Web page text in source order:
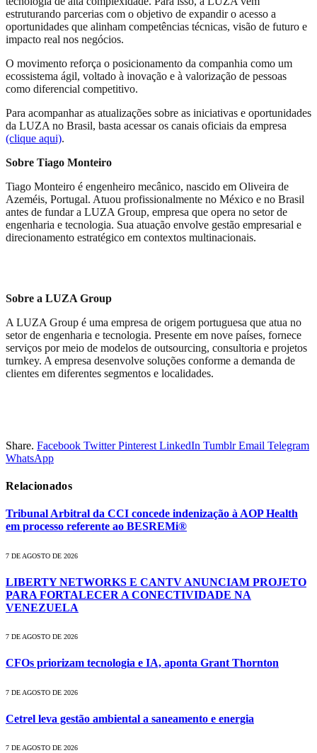
estruturando parcerias com o objetivo de expandir o acesso a
oportunidades que alinham competências técnicas, visão de futuro e
impacto real nos negócios.
O movimento reforça o posicionamento da companhia como um
ecossistema ágil, voltado à inovação e à valorização de pessoas
como diferencial competitivo.
Para acompanhar as atualizações sobre as iniciativas e oportunidades
da LUZA no Brasil, basta acessar os canais oficiais da empresa
(clique aqui).
Sobre Tiago Monteiro
Tiago Monteiro é engenheiro mecânico, nascido em Oliveira de
Azeméis, Portugal. Atuou profissionalmente no México e no Brasil
antes de fundar a LUZA Group, empresa que opera no setor de
engenharia e tecnologia. Sua atuação envolve gestão empresarial e
direcionamento estratégico em contextos multinacionais.
Sobre a LUZA Group
A LUZA Group é uma empresa de origem portuguesa que atua no
setor de engenharia e tecnologia. Presente em nove países, fornece
serviços por meio de modelos de outsourcing, consultoria e projetos
turnkey. A empresa desenvolve soluções conforme a demanda de
clientes em diferentes segmentos e localidades.
Share. Facebook Twitter Pinterest LinkedIn Tumblr Email Telegram
WhatsApp
Relacionados
Tribunal Arbitral da CCI concede indenização à AOP Health
em processo referente ao BESREMi®
7 DE AGOSTO DE 2026
LIBERTY NETWORKS E CANTV ANUNCIAM PROJETO
PARA FORTALECER A CONECTIVIDADE NA
VENEZUELA
7 DE AGOSTO DE 2026
CFOs priorizam tecnologia e IA, aponta Grant Thornton
7 DE AGOSTO DE 2026
Cetrel leva gestão ambiental a saneamento e energia
7 DE AGOSTO DE 2026